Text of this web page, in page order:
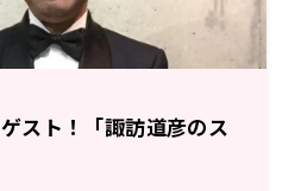
スト！「諏訪道彦のス